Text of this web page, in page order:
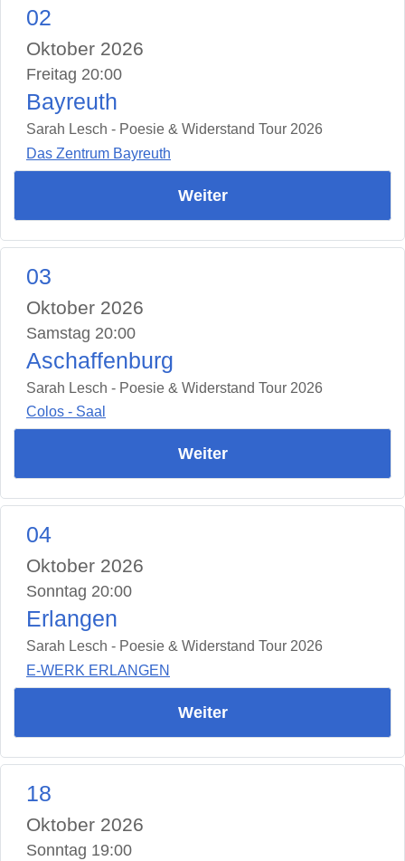
02
Oktober 2026
Freitag 20:00
Bayreuth
Sarah Lesch - Poesie & Widerstand Tour 2026
Das Zentrum Bayreuth
Weiter
03
Oktober 2026
Samstag 20:00
Aschaffenburg
Sarah Lesch - Poesie & Widerstand Tour 2026
Colos - Saal
Weiter
04
Oktober 2026
Sonntag 20:00
Erlangen
Sarah Lesch - Poesie & Widerstand Tour 2026
E-WERK ERLANGEN
Weiter
18
Oktober 2026
Sonntag 19:00